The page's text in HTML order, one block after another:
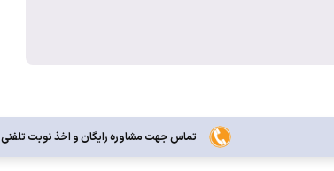
تماس جهت مشاوره رايگان و اخذ نوبت تلفنی